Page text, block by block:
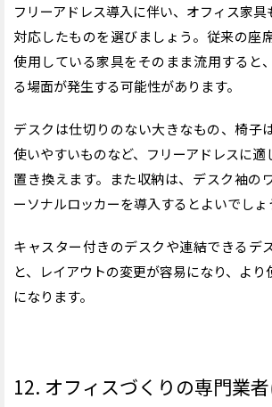
フリーアドレス導入に伴い、オフィス家
対応したものを選びましょう。従来の座
使用している家具をそのまま流用すると
る場面が発生する可能性があります。
デスクは仕切りのない大きなもの、椅子
使いやすいものなど、フリーアドレスに適
置き換えます。また収納は、デスク袖の
ーソナルロッカーを導入するとよいでしょ
キャスター付きのデスクや連結できるデ
と、レイアウトの変更が容易になり、より
になります。
12. オフィスづくりの専門業者